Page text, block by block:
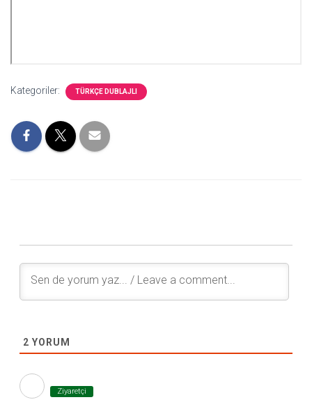
Kategoriler: TÜRKÇE DUBLAJLI
2 YORUM
Ziyaretçi